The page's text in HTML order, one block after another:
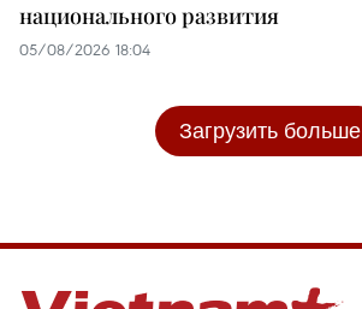
национального развития
05/08/2026 18:04
Загрузить больше